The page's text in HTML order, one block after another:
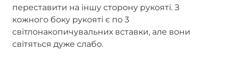
переставити на іншу сторону рукояті. З
кожного боку рукояті є по 3
світлонакопичувальних вставки, але вони
світяться дуже слабо.